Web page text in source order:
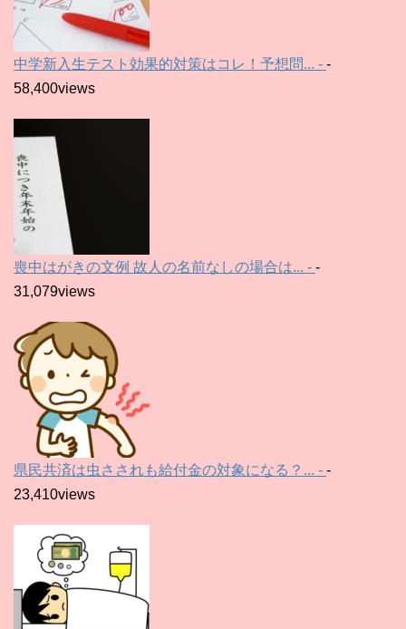
中学新入生テスト効果的対策はコレ！予想問... - -
58,400views
喪中はがきの文例 故人の名前なしの場合は... - -
31,079views
県民共済は虫さされも給付金の対象になる？... - -
23,410views